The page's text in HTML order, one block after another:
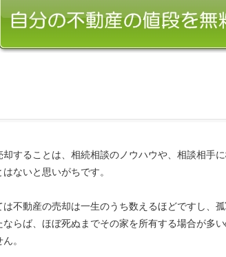
することは、相続相談のノウハウや、相談相手
ないと思いがちです。
不動産の売却は一生のうち数えるほどですし、
らば、ほぼ死ぬまでその家を所有する場合が多
。